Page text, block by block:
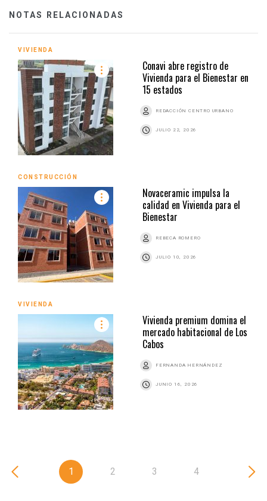
NOTAS RELACIONADAS
VIVIENDA
Conavi abre registro de
Vivienda para el Bienestar en
15 estados
REDACCIÓN CENTRO URBANO
JULIO 22, 2026
CONSTRUCCIÓN
Novaceramic impulsa la
calidad en Vivienda para el
Bienestar
REBECA ROMERO
JULIO 10, 2026
VIVIENDA
Vivienda premium domina el
mercado habitacional de Los
Cabos
FERNANDA HERNÁNDEZ
JUNIO 16, 2026
1 2 3 4